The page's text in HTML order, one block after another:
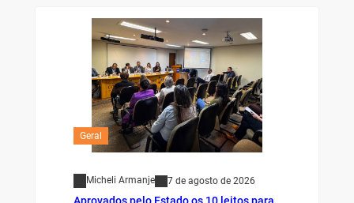
Geral
Micheli Armanje 7 de agosto de 2026